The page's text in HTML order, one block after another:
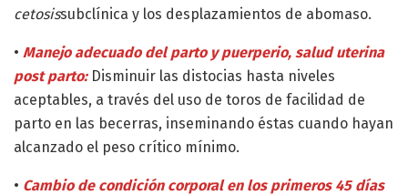
cetosissubclínica y los desplazamientos de abomaso.
• Manejo adecuado del parto y puerperio, salud uterina
post parto: Disminuir las distocias hasta niveles
aceptables, a través del uso de toros de facilidad de
parto en las becerras, inseminando éstas cuando hayan
alcanzado el peso crítico mínimo.
• Cambio de condición corporal en los primeros 45 días